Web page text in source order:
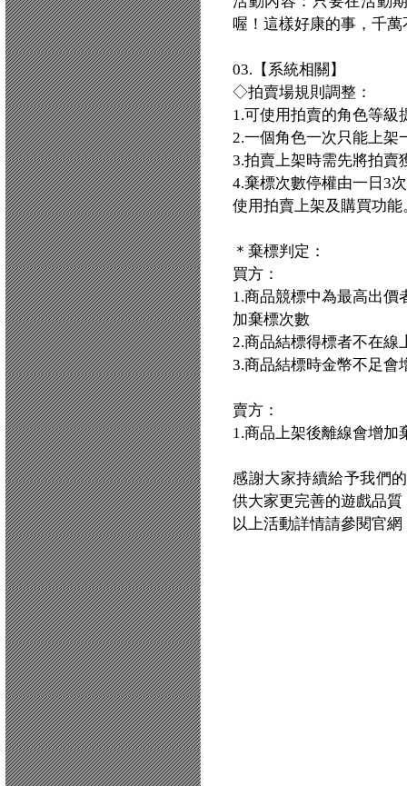
喔！這樣好康的事，千
03.【系統相關】
◇拍賣場規則調整：
1.可使用拍賣的角色等級
2.一個角色一次只能上架
3.拍賣上架時需先將拍賣
4.棄標次數停權由一日3
使用拍賣上架及購買功能
＊棄標判定：
買方：
1.商品競標中為最高出
加棄標次數
2.商品結標得標者不在線
3.商品結標時金幣不足會
賣方：
1.商品上架後離線會增加
感謝大家持續給予我們
供大家更完善的遊戲品質
以上活動詳情請參閱官網